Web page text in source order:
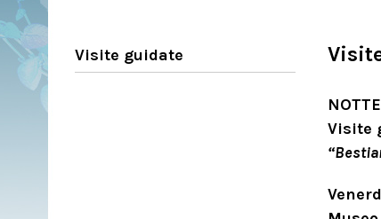
Visite guidate
Visite